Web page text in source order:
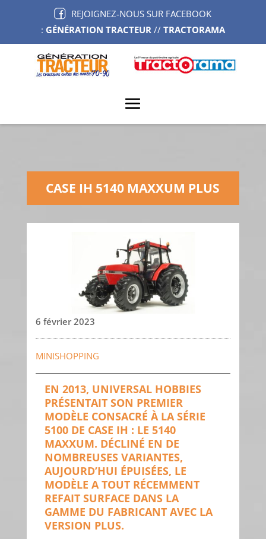
REJOIGNEZ-NOUS SUR FACEBOOK
: GÉNÉRATION TRACTEUR// TRACTORAMA
CASE IH 5140 MAXXUM PLUS
6 février 2023
MINISHOPPING
EN 2013, UNIVERSAL HOBBIES
PRÉSENTAIT SON PREMIER
MODÈLE CONSACRÉ À LA SÉRIE
5100 DE CASE IH : LE 5140
MAXXUM. DÉCLINÉ EN DE
NOMBREUSES VARIANTES,
AUJOURD’HUI ÉPUISÉES, LE
MODÈLE A TOUT RÉCEMMENT
REFAIT SURFACE DANS LA
GAMME DU FABRICANT AVEC LA
VERSION PLUS.